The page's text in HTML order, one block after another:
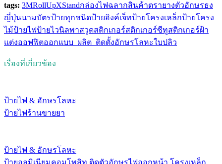
tags: 3MRollUpXStandกล่องไฟฉลากสินค้าตรายางตัวอักษรธง
ญี่ปุ่นนามบัตรป้ายทุกชนิดป้ายอิงค์เจ็ทป้ายโครงเหล็กป้ายโครง
ไม้ป้ายไฟป้ายไวนิลพาสวูดสติกเกอร์สติกเกอร์ซีทูสติกเกอร์ฝ้า
แต่งออฟฟิตออกแบบ_ผลิต_ติดตั้งอักษรโลหะใบปลิว
เรื่องที่เกี่ยวข้อง
ป้ายไฟ & อักษรโลหะ
ป้ายไฟร้านขายยา
ป้ายไฟ & อักษรโลหะ
ป้ายอลูมิเนียมคอมโพสิท ติดตัวอักษรไฟออกหน้า โครงเหล็ก